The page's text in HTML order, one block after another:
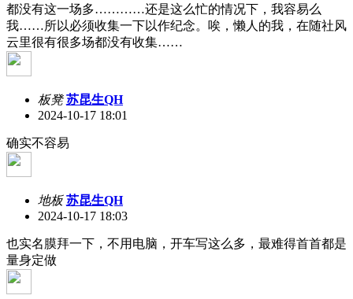
都没有这一场多…………还是这么忙的情况下，我容易么
我……所以必须收集一下以作纪念。唉，懒人的我，在随社风
云里很有很多场都没有收集……
板凳 苏昆生QH
2024-10-17 18:01
确实不容易
地板 苏昆生QH
2024-10-17 18:03
也实名膜拜一下，不用电脑，开车写这么多，最难得首首都是
量身定做